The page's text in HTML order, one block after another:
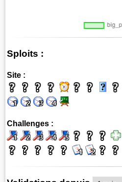
Sploits :
Site :
Challenges :